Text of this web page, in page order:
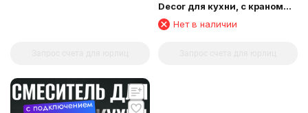
Decor для кухни, с краном
для питьевой воды,
песочный
Нет в наличии